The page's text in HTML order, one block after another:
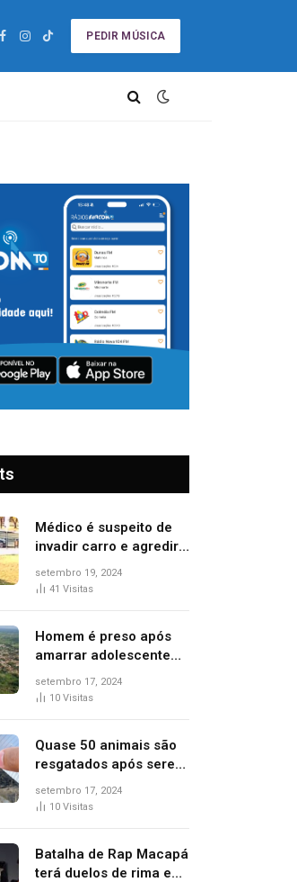
Facebook
Instagram
TikTok
PEDIR MÚSICA
Médico é suspeito de
invadir carro e agredir
delegado aposentado
durante confusão no
setembro 19, 2024
41 Visitas
Homem é preso após
amarrar adolescente
suspeito de furto em
estaca de cerca e
setembro 17, 2024
10 Visitas
Quase 50 animais são
resgatados após serem
vítimas de incêndios
florestais no Tocantins
setembro 17, 2024
10 Visitas
Batalha de Rap Macapá
terá duelos de rima e